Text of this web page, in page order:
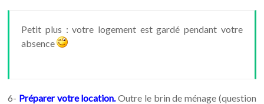
Petit plus : votre logement est gardé pendant votre
absence
6- Préparer votre location.Outre le brin de ménage (question